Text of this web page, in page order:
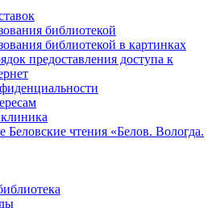
библиотекой
библиотекой в картинках
предоставления доступа к
Беловские чтения «Белов. Вологда.